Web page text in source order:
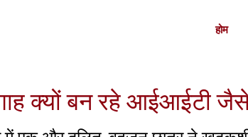
होम
क्यों बन रहे आईआईटी